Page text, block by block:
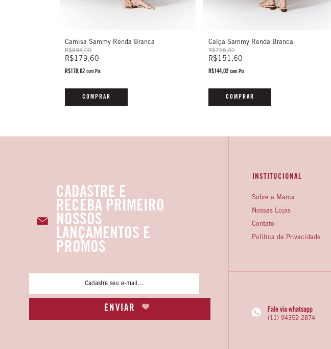
Camisa Sammy Renda Branca
R$898,00
R$179,60
R$170,62 com Pix
COMPRAR
Calça Sammy Renda Branca
R$758,00
R$151,60
R$144,02com Pix
COMPRAR
CADASTRE E
RECEBA PRIMEIRO
NOSSOS
LANÇAMENTOS E
PROMOS
INSTITUCIONAL
Sobre a Marca
Nossas Lojas
Contato
Politica de Privacidade
Fale via whatsapp
(11) 94352-2874